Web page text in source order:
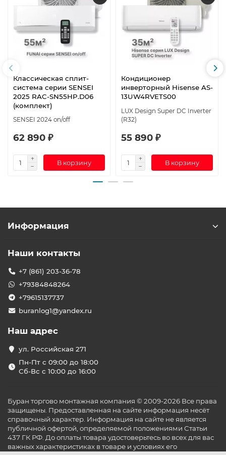
Классическая сплит-
система серии SENSEI
2025 RAC-SN55HP.D06
(комплект)
SENSEI 2024 on/off
62 890 ₽
В корзину
Кондиционер
инверторный Hisense AS-
13UW4RVETS00
LUX Design Super DC Inverter
(R32)
55 890 ₽
В корзину
Информация
Наши контакты
+7 (861) 203-36-78
+79384848264
+79615137737
buranlog1@yandex.ru
Наш адрес
ул. Российская 271
Пн-Пт с 09:00 до 18:00
Сб-Вс с 10:00 до 16:00
Буран торгово монтажная компания © 2009-2026 Все права
защищены. Предоставленная на сайте информация несёт
справочный характер. Информация на сайте не является
публичной офертой, определяемой положениями Статьи
437 ГК РФ. До оплаты товара удостоверьтесь во всех для вас
важных характеристиках в товаре и условиях его